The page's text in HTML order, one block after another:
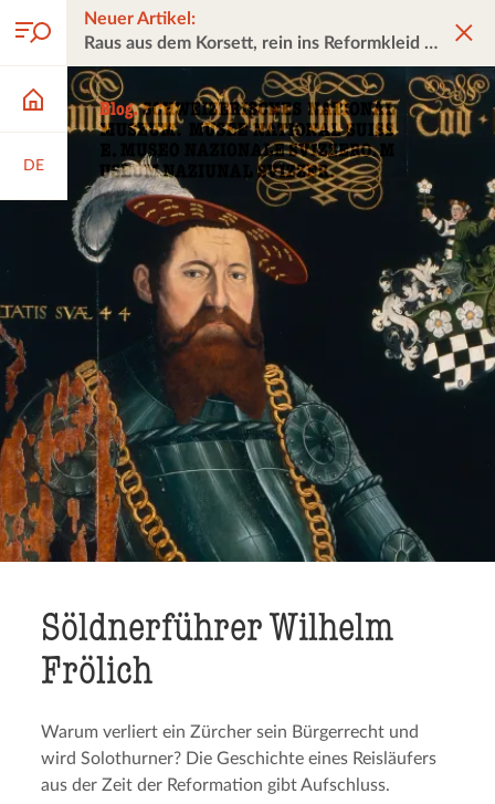
DE
Neuer Artikel:
Raus aus dem Korsett, rein ins Reformkleid
Söldner­füh­rer Wilhelm
Frölich
Warum verliert ein Zürcher sein Bürgerrecht und
wird Solothurner? Die Geschichte eines Reisläufers
aus der Zeit der Reformation gibt Aufschluss.